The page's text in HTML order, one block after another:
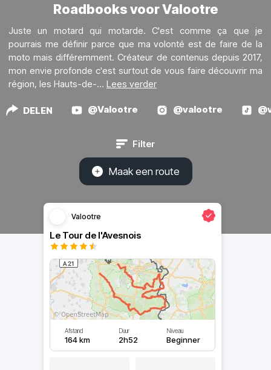
Roadbooks voor Valootre
Juste un motard qui motarde. C'est comme ça que je
pourrais me définir parce que ma volonté est de faire de la
moto mais différemment. Créateur de contenus depuis 2017,
mon envie profonde c'est surtout de vous faire découvrir ma
région, les Hauts-de-… Lees verder
DELEN @Valootre @valootre
Filter
Maak een route
Valootre
Le Tour de l'Avesnois
Afstand
164 km
Duur
2h52
Niveau
Beginner